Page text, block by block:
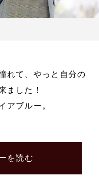
れて、やっと自分の
ました！
アブルー。
を読む